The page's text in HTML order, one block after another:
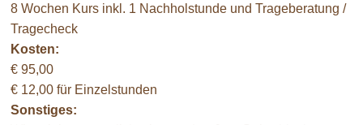
8 Wochen Kurs inkl. 1 Nachholstunde und Trageberatung /
Tragecheck
Kosten:
€ 95,00
€ 12,00 für Einzelstunden
Sonstiges: